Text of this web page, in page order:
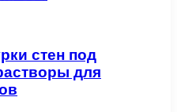
стен под
для